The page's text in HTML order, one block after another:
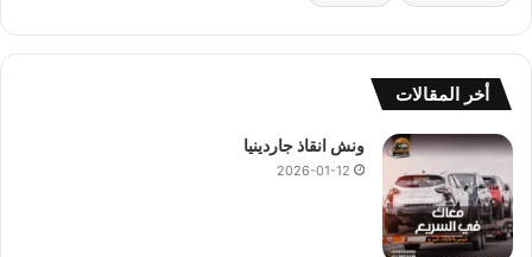
أخر المقالات
ونش انقاذ جاردينيا
2026-01-12